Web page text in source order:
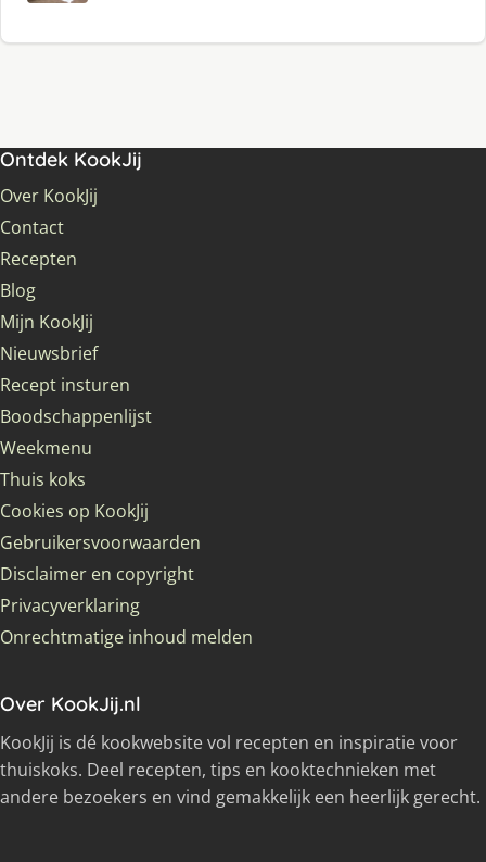
Ontdek KookJij
Over KookJij
Contact
Recepten
Blog
Mijn KookJij
Nieuwsbrief
Recept insturen
Boodschappenlijst
Weekmenu
Thuis koks
Cookies op KookJij
Gebruikersvoorwaarden
Disclaimer en copyright
Privacyverklaring
Onrechtmatige inhoud melden
Over KookJij.nl
KookJij is dé kookwebsite vol recepten en inspiratie voor
thuiskoks. Deel recepten, tips en kooktechnieken met
andere bezoekers en vind gemakkelijk een heerlijk gerecht.